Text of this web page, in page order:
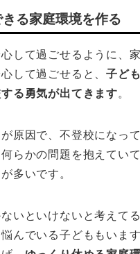
る家庭環境を作る
して過ごせるように、
して過ごせると、子ど
る勇気が出てきます。
原因で、不登校になっ
らかの問題を抱えてい
多いです。
いといけないと考えて
んでいる子どももいま